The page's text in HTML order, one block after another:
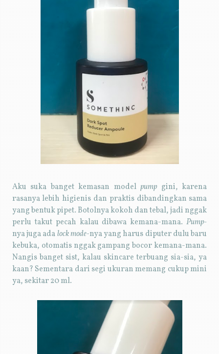
Aku suka banget kemasan modelpump gini, karena
rasanya lebih higienis dan praktis dibandingkan sama
yang bentuk pipet. Botolnya kokoh dan tebal, jadi nggak
perlu takut pecah kalau dibawa kemana-mana.Pump-
nya juga adalock mode-nya yang harus diputer dulu baru
kebuka, otomatis nggak gampang bocor kemana-mana.
Nangis banget sist, kalau skincare terbuang sia-sia, ya
kaan? Sementara dari segi ukuran memang cukup mini
ya, sekitar 20 ml.